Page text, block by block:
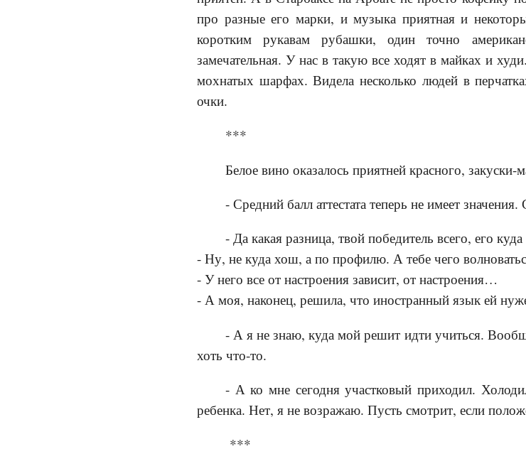
про разные его марки, и музыка приятная и
коротким рукавам рубашки, один точно
замечательная. У нас в такую все ходят в майках и
мохнатых шарфах. Видела несколько людей в
очки.
***
Белое вино оказалось приятней красного,
- Средний балл аттестата теперь не имеет
- Да какая разница, твой победитель всего, его
- Ну, не куда хош, а по профилю. А тебе чего
- У него все от настроения зависит, от настроения…
- А моя, наконец, решила, что иностранный язык ей
- А я не знаю, куда мой решит идти учиться.
хоть что-то.
- А ко мне сегодня участковый приходил.
ребенка. Нет, я не возражаю. Пусть смотрит, если
***